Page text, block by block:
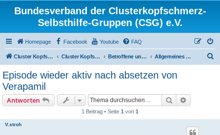
Bundesverband der Clusterkopfschmerz-
Selbsthilfe-Gruppen (CSG) e.V.
Homepage Facebook Youtube FAQ
Cluster Kopfschmerz Homepage Cluster Kopfschmerz Forum Betroffene und Interessierte Allgemeines Diskussionsforum für Betroffene und Interessierte
Episode wieder aktiv nach absetzen von
Verapamil
Antworten Suche
1 Beitrag • Seite 1 von 1
V.stroh